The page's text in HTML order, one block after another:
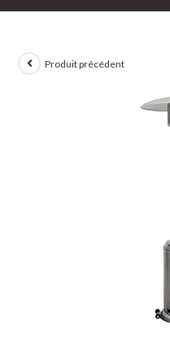
Produit précédent